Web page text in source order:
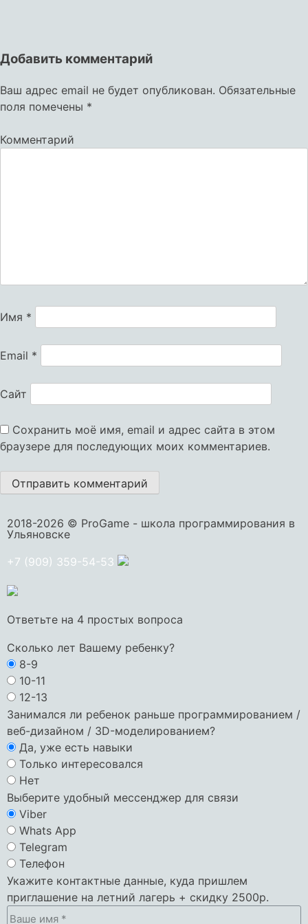
Добавить комментарий
Ваш адрес email не будет опубликован. Обязательные
поля помечены *
Комментарий
Имя *
Email *
Сайт
Сохранить моё имя, email и адрес сайта в этом
браузере для последующих моих комментариев.
2018-2026 © ProGame - школа программирования в
Ульяновске
+7 (909) 359-54-53
Ответьте на 4 простых вопроса
Сколько лет Вашему ребенку?
8-9
10-11
12-13
Занимался ли ребенок раньше программированием /
веб-дизайном / 3D-моделированием?
Да, уже есть навыки
Только интересовался
Нет
Выберите удобный мессенджер для связи
Viber
Whats App
Telegram
Телефон
Укажите контактные данные, куда пришлем
приглашение на летний лагерь + скидку 2500р.